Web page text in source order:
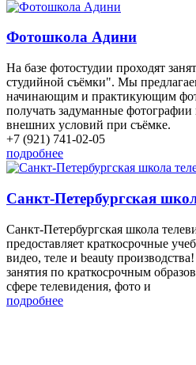
Фотошкола Адини
На базе фотостудии проходят
студийной съёмки". Мы
начинающим и практикующим
получать задуманные фотографии
внешних условий при съёмке.
+7 (921) 741-02-05
подробнее
Санкт-Петербургская
Санкт-Петербургская школа
предоставляет краткосрочные
видео, теле и beauty
занятия по краткосрочным
сфере телевидения, фото и
подробнее